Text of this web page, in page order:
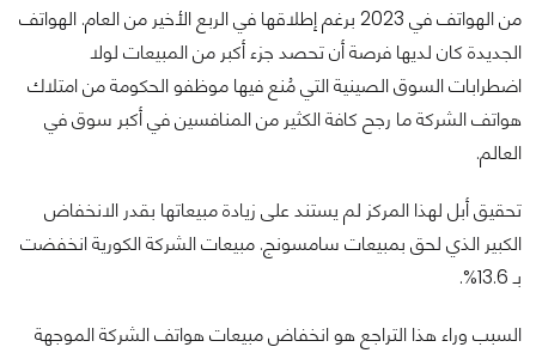
من الهواتف في 2023 برغم إطلاقها في الربع الأخير من العام. الهواتف
الجديدة كان لديها فرصة أن تحصد جزء أكبر من المبيعات لولا
اضطرابات السوق الصينية التي مُنع فيها موظفو الحكومة من امتلاك
هواتف الشركة ما رجح كافة الكثير من المنافسين في أكبر سوق في
العالم.
تحقيق أبل لهذا المركز لم يستند على زيادة مبيعاتها بقدر الانخفاض
الكبير الذي لحق بمبيعات سامسونج. مبيعات الشركة الكورية انخفضت
بـ 13.6%.
السبب وراء هذا التراجع هو انخفاض مبيعات هواتف الشركة الموجهة